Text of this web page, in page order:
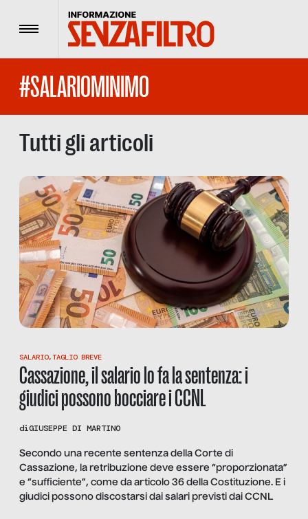
Menu
#SALARIOMINIMO
Tutti gli articoli
SALARIO,TAGLIO BREVE
Cassazione, il salario lo fa la sentenza: i
giudici possono bocciare i CCNL
diGIUSEPPE DI MARTINO
Secondo una recente sentenza della Corte di
Cassazione, la retribuzione deve essere “proporzionata”
e “sufficiente”, come da articolo 36 della Costituzione. E i
giudici possono discostarsi dai salari previsti dai CCNL